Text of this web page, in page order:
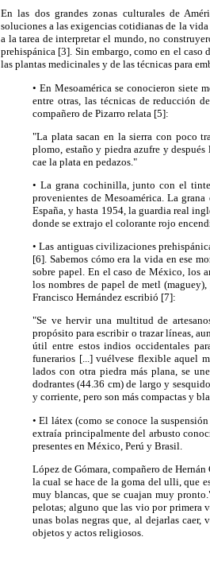
En las dos grandes zonas culturales de
soluciones a las exigencias cotidianas de la
a la tarea de interpretar el mundo, no
prehispánica [3]. Sin embargo, como en el
las plantas medicinales y de las técnicas para
• En Mesoamérica se conocieron siete
entre otras, las técnicas de reducción
compañero de Pizarro relata [5]:
"La plata sacan en la sierra con poco
plomo, estaño y piedra azufre y
cae la plata en pedazos."
• La grana cochinilla, junto con el
provenientes de Mesoamérica. La
España, y hasta 1954, la guardia real
donde se extrajo el colorante rojo
• Las antiguas civilizaciones
[6]. Sabemos cómo era la vida en ese
sobre papel. En el caso de México, los
los nombres de papel de metl
Francisco Hernández escribió [7]:
"Se ve hervir una multitud de
propósito para escribir o trazar líneas,
útil entre estos indios occidentales
funerarios [...] vuélvese flexible aquel
lados con otra piedra más plana, se
dodrantes (44.36 cm) de largo y
y corriente, pero son más compactas y
• El látex (como se conoce la
extraía principalmente del arbusto
presentes en México, Perú y Brasil.
López de Gómara, compañero de
la cual se hace de la goma del ulli, que
muy blancas, que se cuajan muy
pelotas; alguno que las vio por primera
unas bolas negras que, al dejarlas
objetos y actos religiosos.